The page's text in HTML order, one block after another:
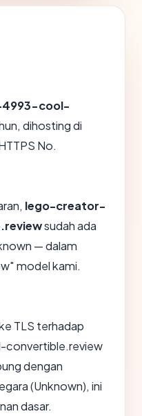
cool-
dihosting di
No.
lego-creator-
sudah ada
— dalam
model kami.
TLS terhadap
dengan
(Unknown), ini
dasar.